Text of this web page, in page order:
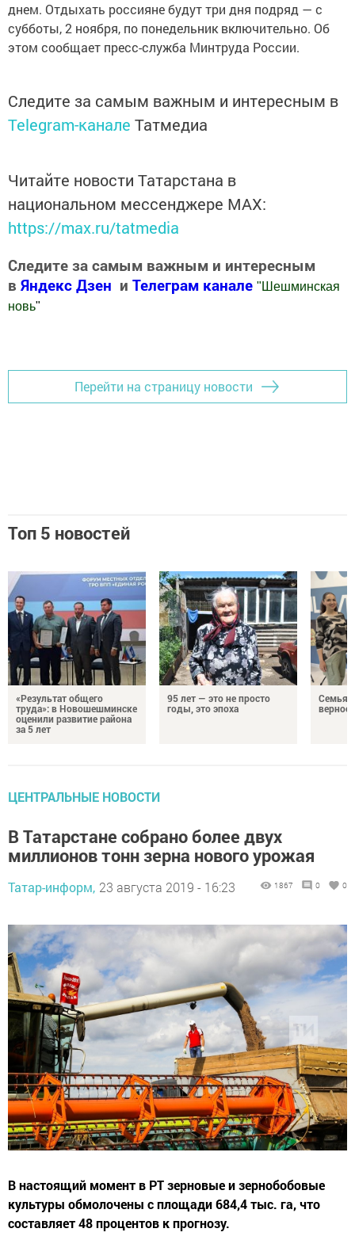
днем. Отдыхать россияне будут три дня подряд — с
субботы, 2 ноября, по понедельник включительно. Об
этом сообщает пресс-служба Минтруда России.
Следите за самым важным и интересным в
Telegram-канале Татмедиа
Читайте новости Татарстана в
национальном мессенджере MАХ:
https://max.ru/tatmedia
Следите за самым важным и интересным
в Яндекс Дзен и Телеграм канале " Шешминская
новь"
Перейти на страницу новости
Топ 5 новостей
«Результат общего
труда»: в Новошешминске
оценили развитие района
за 5 лет
95 лет — это не просто
годы, это эпоха
Семья
ЦЕНТРАЛЬНЫЕ НОВОСТИ
В Татарстане собрано более двух
миллионов тонн зерна нового урожая
Татар-информ, 23 августа 2019 - 16:23 1867 0 0
В настоящий момент в РТ зерновые и зернобобовые
культуры обмолочены с площади 684,4 тыс. га, что
составляет 48 процентов к прогнозу.